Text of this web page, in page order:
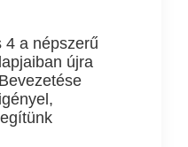
4 a népszerű
újra